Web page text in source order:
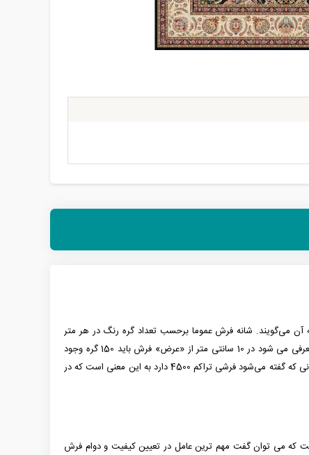
آن می‌گویند. شانه فرش عموما برحسب تعداد گره رنگ در هر متر
معرفی می شود در 10 سانتی متر از «عرض» فرش باید 150 گره وجود
یعنی زمانی که گفته می‌شود فرشی تراکم 4500 دارد به این معنی است که در
بافته شده است. این در حالی است که می توان گفت مهم ترین عامل در تعیین کیفیت و دوام فرش